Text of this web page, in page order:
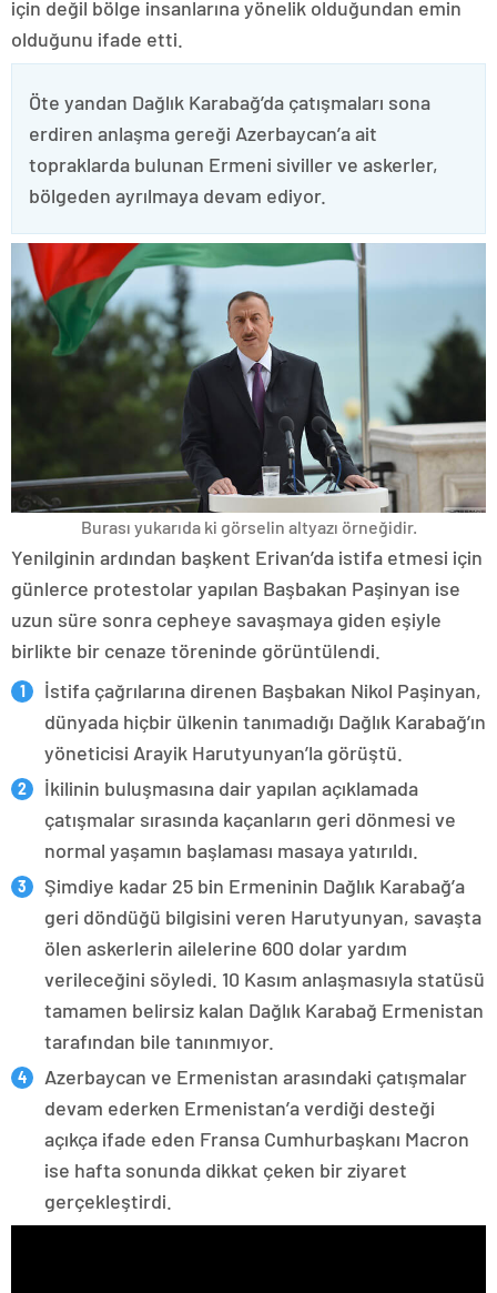
için değil bölge insanlarına yönelik olduğundan emin
olduğunu ifade etti.
Öte yandan Dağlık Karabağ’da çatışmaları sona
erdiren anlaşma gereği Azerbaycan’a ait
topraklarda bulunan Ermeni siviller ve askerler,
bölgeden ayrılmaya devam ediyor.
Burası yukarıda ki görselin altyazı örneğidir.
Yenilginin ardından başkent Erivan’da istifa etmesi için
günlerce protestolar yapılan Başbakan Paşinyan ise
uzun süre sonra cepheye savaşmaya giden eşiyle
birlikte bir cenaze töreninde görüntülendi.
İstifa çağrılarına direnen Başbakan Nikol Paşinyan,
dünyada hiçbir ülkenin tanımadığı Dağlık Karabağ’ın
yöneticisi Arayik Harutyunyan’la görüştü.
İkilinin buluşmasına dair yapılan açıklamada
çatışmalar sırasında kaçanların geri dönmesi ve
normal yaşamın başlaması masaya yatırıldı.
Şimdiye kadar 25 bin Ermeninin Dağlık Karabağ’a
geri döndüğü bilgisini veren Harutyunyan, savaşta
ölen askerlerin ailelerine 600 dolar yardım
verileceğini söyledi. 10 Kasım anlaşmasıyla statüsü
tamamen belirsiz kalan Dağlık Karabağ Ermenistan
tarafından bile tanınmıyor.
Azerbaycan ve Ermenistan arasındaki çatışmalar
devam ederken Ermenistan’a verdiği desteği
açıkça ifade eden Fransa Cumhurbaşkanı Macron
ise hafta sonunda dikkat çeken bir ziyaret
gerçekleştirdi.